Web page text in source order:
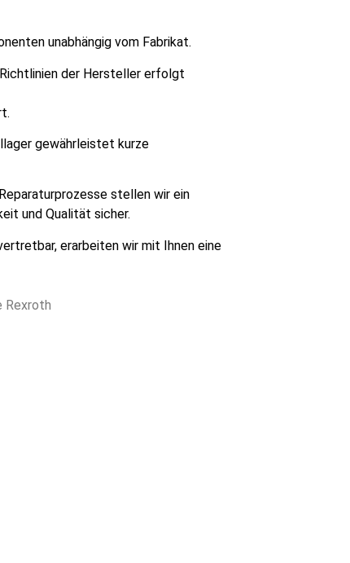
unabhängig vom Fabrikat.
der Hersteller erfolgt
gewährleistet kurze
stellen wir ein
und Qualität sicher.
erarbeiten wir mit Ihnen eine